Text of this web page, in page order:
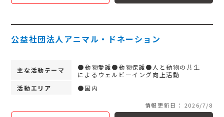
公益社団法人アニマル・ドネーション
主な活動テーマ
●動物愛護●動物保護●人と動物の共生
によるウェルビーイング向上活動
活動エリア
●国内
情報更新日： 2026/7/8